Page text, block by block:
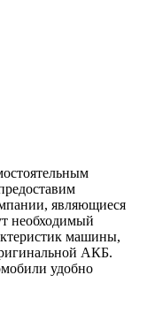
являющиеся
необходимый
машины,
АКБ.
удобно